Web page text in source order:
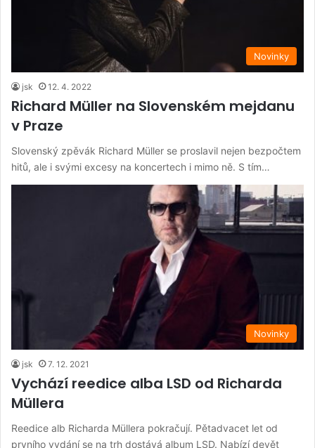
Novinky
jsk 12. 4. 2022
Richard Müller na Slovenském mejdanu
v Praze
Slovenský zpěvák Richard Müller se proslavil nejen bezpočtem
hitů, ale i svými excesy na koncertech i mimo ně. S tím…
Novinky
jsk 7. 12. 2021
Vychází reedice alba LSD od Richarda
Müllera
Reedice alb Richarda Müllera pokračují. Pětadvacet let od
prvního vydání se na trh dostává album LSD. Nabízí devět